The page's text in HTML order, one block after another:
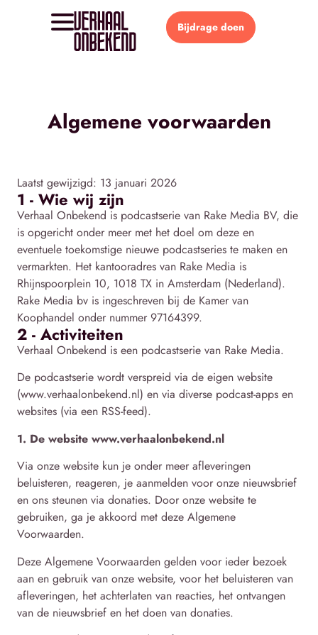
Bijdrage doen
Algemene voorwaarden
Laatst gewijzigd: 13 januari 2026
1 - Wie wij zijn
Verhaal Onbekend is podcastserie van Rake Media BV, die
is opgericht onder meer met het doel om deze en
eventuele toekomstige nieuwe podcastseries te maken en
vermarkten. Het kantooradres van Rake Media is
Rhijnspoorplein 10, 1018 TX in Amsterdam (Nederland).
Rake Media bv is ingeschreven bij de Kamer van
Koophandel onder nummer 97164399.
2 - Activiteiten
Verhaal Onbekend is een podcastserie van Rake Media.
De podcastserie wordt verspreid via de eigen website
(www.verhaalonbekend.nl) en via diverse podcast-apps en
websites (via een RSS-feed).
1. De website www.verhaalonbekend.nl
Via onze website kun je onder meer afleveringen
beluisteren, reageren, je aanmelden voor onze nieuwsbrief
en ons steunen via donaties. Door onze website te
gebruiken, ga je akkoord met deze Algemene
Voorwaarden.
Deze Algemene Voorwaarden gelden voor ieder bezoek
aan en gebruik van onze website, voor het beluisteren van
afleveringen, het achterlaten van reacties, het ontvangen
van de nieuwsbrief en het doen van donaties.